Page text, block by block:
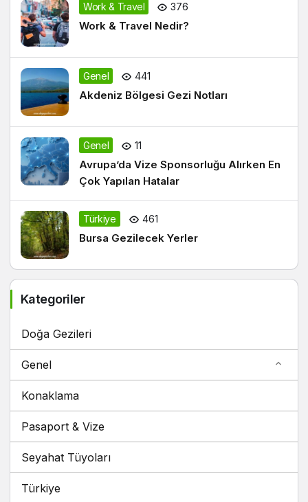
Work & Travel 376
Work & Travel Nedir?
Genel 441
Akdeniz Bölgesi Gezi Notları
Genel 11
Avrupa’da Vize Sponsorluğu Alırken En
Çok Yapılan Hatalar
Türkiye 461
Bursa Gezilecek Yerler
Kategoriler
Doğa Gezileri
Genel
Konaklama
Pasaport & Vize
Seyahat Tüyoları
Türkiye